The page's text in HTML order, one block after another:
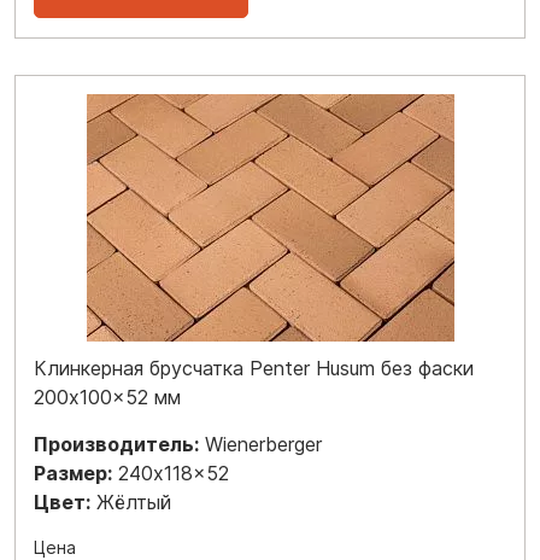
Клинкерная брусчатка Penter Husum без фаски
200x100x52 мм
Производитель: Wienerberger
Размер: 240x118x52
Цвет: Жёлтый
Цена